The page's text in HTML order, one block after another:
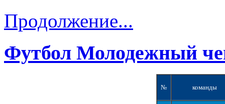
Продолжение...
Футбол Молодежный
№ команды